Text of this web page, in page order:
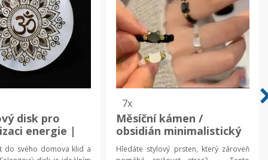
disk pro
energie |
kámen,
dekorace
do svého domova klid a
7x
Měsíční kámen /
obsidián minimalistický
prsten s motivem kočky
| unisex prsten, kočičí
Hledáte stylový prsten, který zároveň